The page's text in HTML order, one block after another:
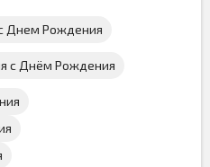
с днём рождения
это
Днем Рождения
с Днём Рождения